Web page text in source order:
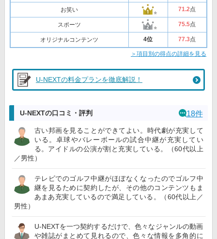
お笑い 71.2点
スポーツ 75.5点
オリジナルコンテンツ 4位 77.3点
＞項目別の得点の詳細を見る
U-NEXTの料金プランを徹底解説！
U-NEXTの口コミ・評判 18件
古い邦画を見ることができてよい。時代劇が充実して
いる。卓球やバレーボールの試合中継が充実してい
る。アイドルの公演が割と充実している。（60代以上
／男性）
テレビでのゴルフ中継がほぼなくなったのでゴルフ中
継を見るために契約したが、その他のコンテンツもま
あまあ充実しているので満足している。（60代以上／
男性）
U-NEXTを一つ契約するだけで、色々なジャンルの動画
や雑誌がまとめて見れるので、色々な情報を多角的に